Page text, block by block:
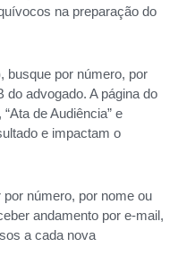
na preparação do
, busque por número, por
advogado. A página do
de Audiência” e
e impactam o
número, por nome ou
andamento por e‑mail,
a cada nova